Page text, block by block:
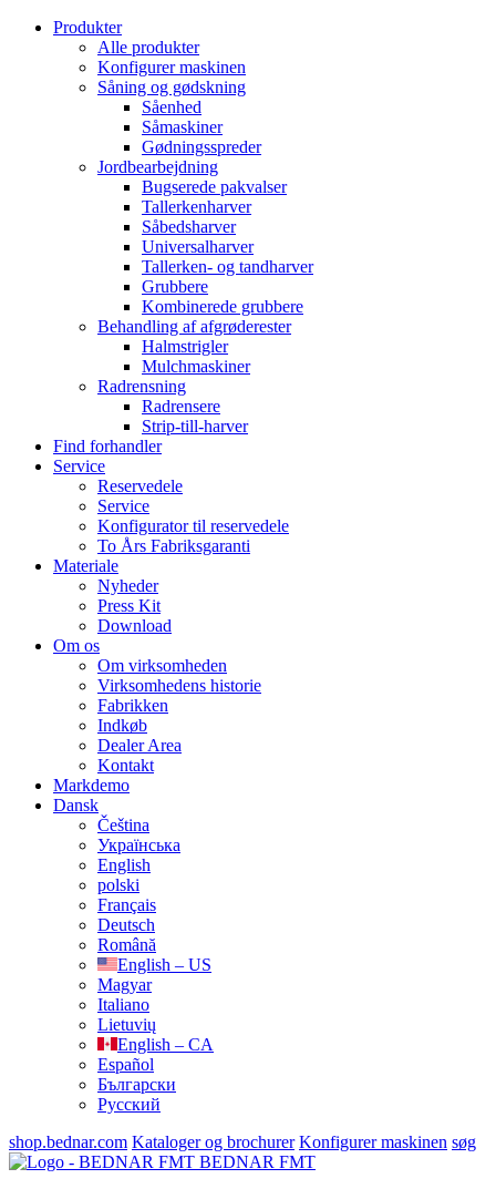
Produkter
Alle produkter
Konfigurer maskinen
Såning og gødskning
Såenhed
Såmaskiner
Gødningsspreder
Jordbearbejdning
Bugserede pakvalser
Tallerkenharver
Såbedsharver
Universalharver
Tallerken- og tandharver
Grubbere
Kombinerede grubbere
Behandling af afgrøderester
Halmstrigler
Mulchmaskiner
Radrensning
Radrensere
Strip-till-harver
Find forhandler
Service
Reservedele
Service
Konfigurator til reservedele
To Års Fabriksgaranti
Materiale
Nyheder
Press Kit
Download
Om os
Om virksomheden
Virksomhedens historie
Fabrikken
Indkøb
Dealer Area
Kontakt
Markdemo
Dansk
Čeština
Українська
English
polski
Français
Deutsch
Română
English – US
Magyar
Italiano
Lietuvių
English – CA
Español
Български
Русский
shop.bednar.com Kataloger og brochurer Konfigurer maskinen søg
BEDNAR FMT